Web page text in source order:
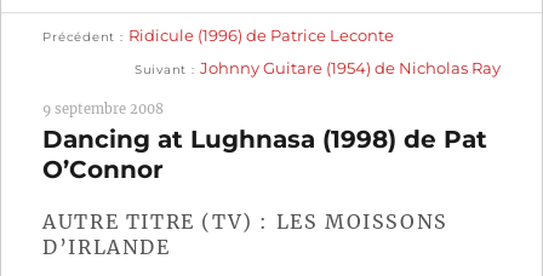
:
OK
Navigation
l’article
Précédent
précédente :
Ridicule (1996) de Patrice Leconte
Suivant
suivante :
Johnny Guitare (1954) de Nicholas Ray
9 septembre 2008
Dancing at Lughnasa (1998) de Pat
O’Connor
AUTRE TITRE (TV) : LES MOISSONS
D’IRLANDE